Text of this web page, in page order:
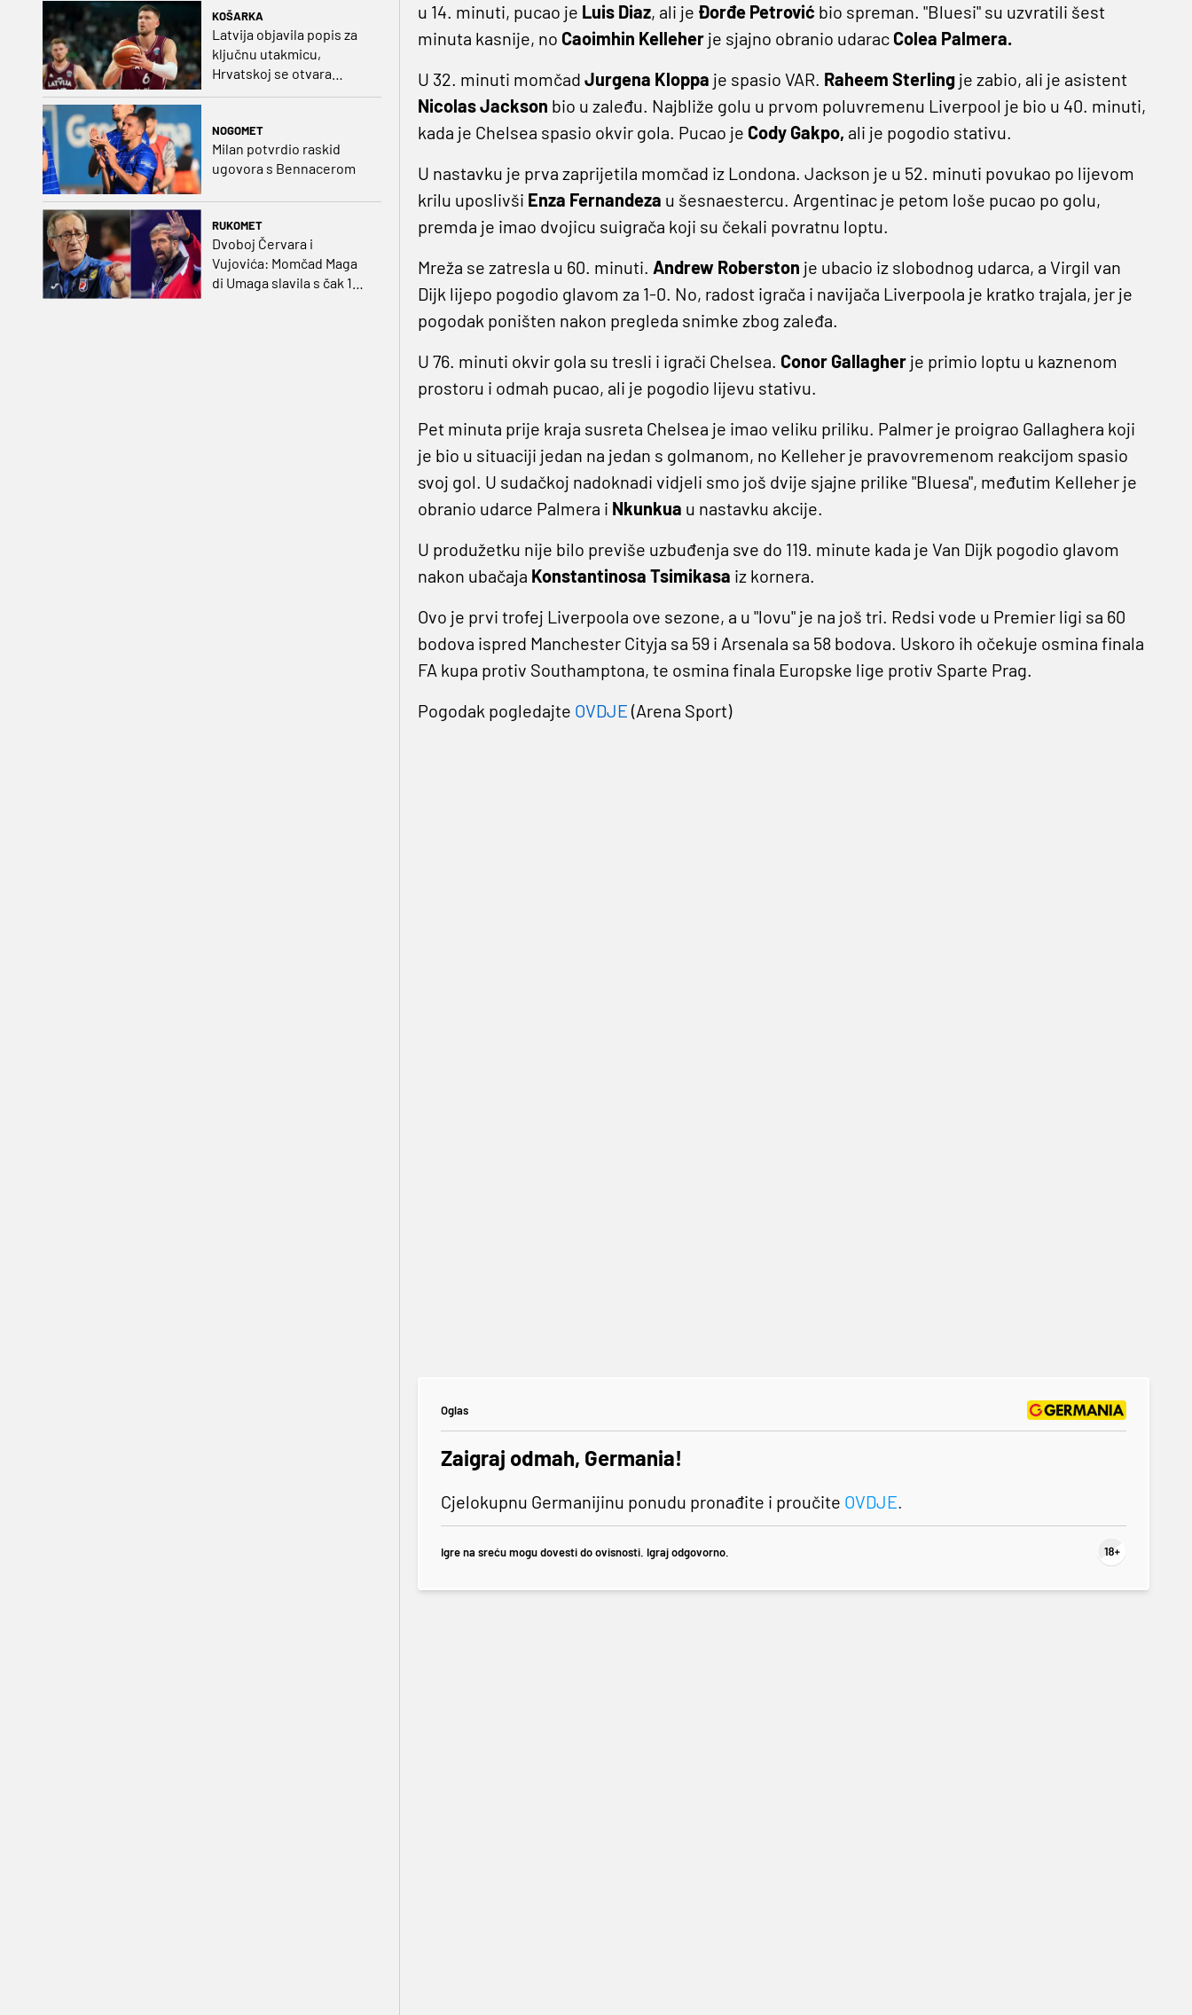
KOŠARKA
Latvija objavila popis za
ključnu utakmicu,
Hrvatskoj se otvara
velika prilika
NOGOMET
Milan potvrdio raskid
ugovora s Bennacerom
RUKOMET
Dvoboj Červara i
Vujovića: Momčad Maga
di Umaga slavila s čak 12
u 14. minuti, pucao je Luis Diaz, ali je Đorđe Petrović bio spreman. "Bluesi" su uzvratili šest
minuta kasnije, no Caoimhin Kelleherje sjajno obranio udarac Colea Palmera.
U 32. minuti momčad Jurgena Kloppa je spasio VAR. Raheem Sterlingje zabio, ali je asistent
Nicolas Jackson bio u zaleđu. Najbliže golu u prvom poluvremenu Liverpool je bio u 40. minuti,
kada je Chelsea spasio okvir gola. Pucao je Cody Gakpo, ali je pogodio stativu.
U nastavku je prva zaprijetila momčad iz Londona. Jackson je u 52. minuti povukao po lijevom
krilu uposlivši Enza Fernandeza u šesnaestercu. Argentinac je petom loše pucao po golu,
premda je imao dvojicu suigrača koji su čekali povratnu loptu.
Mreža se zatresla u 60. minuti. Andrew Roberston je ubacio iz slobodnog udarca, a Virgil van
Dijk lijepo pogodio glavom za 1-0. No, radost igrača i navijača Liverpoola je kratko trajala, jer je
pogodak poništen nakon pregleda snimke zbog zaleđa.
U 76. minuti okvir gola su tresli i igrači Chelsea. Conor Gallagherje primio loptu u kaznenom
prostoru i odmah pucao, ali je pogodio lijevu stativu.
Pet minuta prije kraja susreta Chelsea je imao veliku priliku. Palmer je proigrao Gallaghera koji
je bio u situaciji jedan na jedan s golmanom, no Kelleher je pravovremenom reakcijom spasio
svoj gol. U sudačkoj nadoknadi vidjeli smo još dvije sjajne prilike "Bluesa", međutim Kelleher je
obranio udarce Palmera i Nkunkua u nastavku akcije.
U produžetku nije bilo previše uzbuđenja sve do 119. minute kada je Van Dijk pogodio glavom
nakon ubačaja Konstantinosa Tsimikasa iz kornera.
Ovo je prvi trofej Liverpoola ove sezone, a u "lovu" je na još tri. Redsi vode u Premier ligi sa 60
bodova ispred Manchester Cityja sa 59 i Arsenala sa 58 bodova. Uskoro ih očekuje osmina finala
FA kupa protiv Southamptona, te osmina finala Europske lige protiv Sparte Prag.
Pogodak pogledajte OVDJE (Arena Sport)
Oglas
Zaigraj odmah, Germania!
Cjelokupnu Germanijinu ponudu pronađite i proučite OVDJE.
Igre na sreću mogu dovesti do ovisnosti. Igraj odgovorno.